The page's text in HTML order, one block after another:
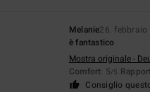
Melanie26. febbraio
è fantastico
Mostra originale -
Comfort: 5/5
Consiglio